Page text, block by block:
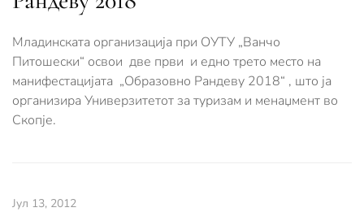
Младинската организација при ОУТУ „Ванчо
Питошески“ освои две први и едно трето место на
манифестацијата „Образовно Рандеву 2018“ , што ја
организира Универзитетот за туризам и менаџмент во
Скопје.
Јул 13, 2012